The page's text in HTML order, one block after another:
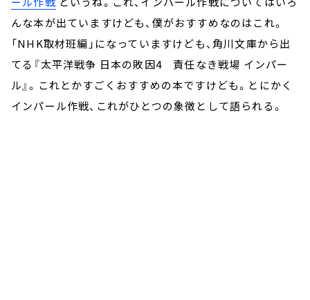
んな本が出ていますけども、僕がおすすめなのはこれ。
「NHK取材班編」になっていますけども、角川文庫から出
てる『太平洋戦争 日本の敗因4 責任なき戦場 インパー
ル』。これとかすごくおすすめの本ですけども。とにかく
インパール作戦、これがひとつの象徴として語られる。